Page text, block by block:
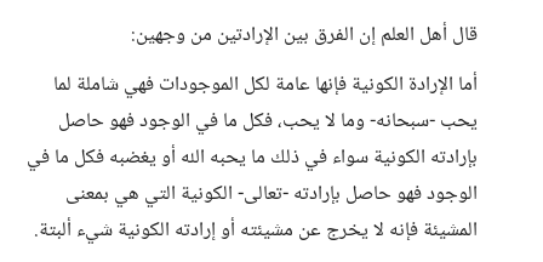
قال أهل العلم إن الفرق بين الإرادتين من وجهين:
أما الإرادة الكونية فإنها عامة لكل الموجودات فهي شاملة لما
يحب -سبحانه- وما لا يحب، فكل ما في الوجود فهو حاصل
بإرادته الكونية سواء في ذلك ما يحبه الله أو يغضبه فكل ما في
الوجود فهو حاصل بإرادته -تعالى- الكونية التي هي بمعنى
المشيئة فإنه لا يخرج عن مشيئته أو إرادته الكونية شيء ألبتة.